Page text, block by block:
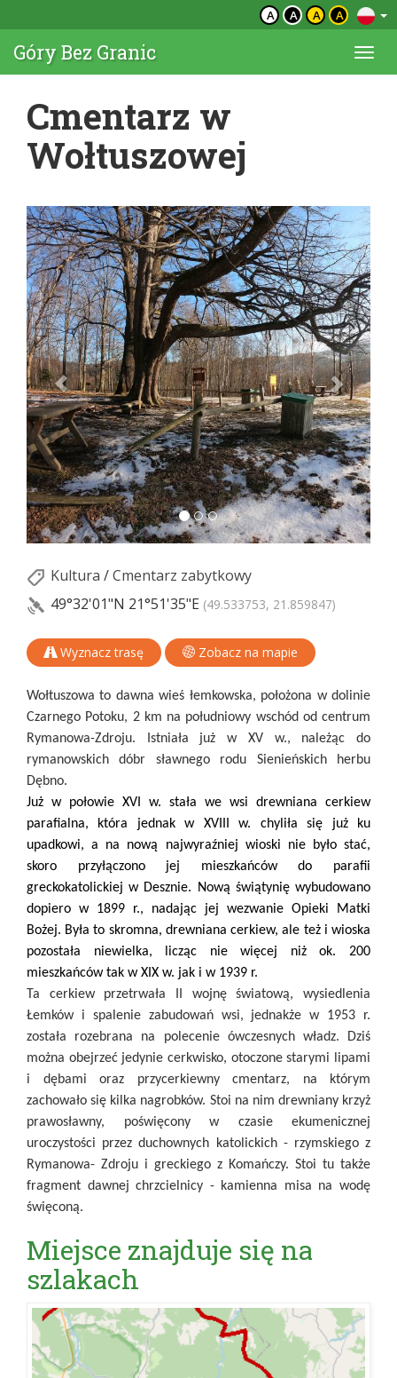
A A A A
Góry Bez Granic
Cmentarz w
Wołtuszowej
Kultura /Cmentarz zabytkowy
49°32'01"N 21°51'35"E (49.533753, 21.859847)
Wyznacz trasę Zobacz na mapie
Wołtuszowa to dawna wieś łemkowska, położona w dolinie
Czarnego Potoku, 2 km na południowy wschód od centrum
Rymanowa-Zdroju. Istniała już w XV w., należąc do
rymanowskich dóbr sławnego rodu Sienieńskich herbu
Dębno.
Już w połowie XVI w. stała we wsi drewniana cerkiew
parafialna, która jednak w XVIII w. chyliła się już ku
upadkowi, a na nową najwyraźniej wioski nie było stać,
skoro przyłączono jej mieszkańców do parafii
greckokatolickiej w Desznie. Nową świątynię wybudowano
dopiero w 1899 r., nadając jej wezwanie Opieki Matki
Bożej. Była to skromna, drewniana cerkiew, ale też i wioska
pozostała niewielka, licząc nie więcej niż ok. 200
mieszkańców tak w XIX w. jak i w 1939 r.
Ta cerkiew przetrwała II wojnę światową, wysiedlenia
Łemków i spalenie zabudowań wsi, jednakże w 1953 r.
została rozebrana na polecenie ówczesnych władz. Dziś
można obejrzeć jedynie cerkwisko, otoczone starymi lipami
i dębami oraz przycerkiewny cmentarz, na którym
zachowało się kilka nagrobków. Stoi na nim drewniany krzyż
prawosławny, poświęcony w czasie ekumenicznej
uroczystości przez duchownych katolickich - rzymskiego z
Rymanowa- Zdroju i greckiego z Komańczy. Stoi tu także
fragment dawnej chrzcielnicy - kamienna misa na wodę
święconą.
Miejsce znajduje się na
szlakach